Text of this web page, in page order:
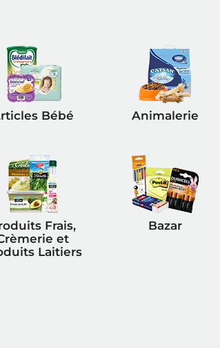
Bébé Animalerie
Frais,
et
Laitiers
Bazar